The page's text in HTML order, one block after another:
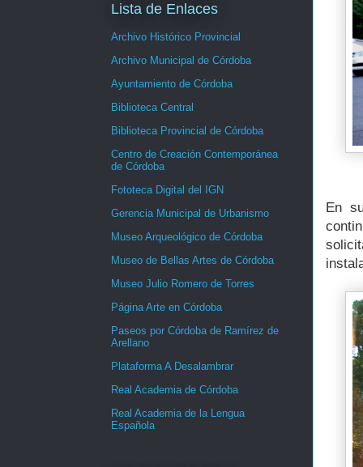
En
Lista de Enlaces
Archivo Histórico Provincial
Archivo Municipal de Córdoba
Ayuntamiento de Córdoba
Biblioteca Central
Biblioteca Provincial de Córdoba
Centro de Creación Contemporánea
de Córdoba
Fototeca Digital del IGN
Gerencia Municipal de Urbanismo
Museo Arqueológico de Córdoba
Museo de Bellas Artes de Córdoba
Museo Julio Romero de Torres
Página Arte en Córdoba
Paseos por Córdoba de Ramírez de
Arellano
Plataforma A Desalambrar
Real Academia de Córdoba
Real Academia de la Lengua
Española